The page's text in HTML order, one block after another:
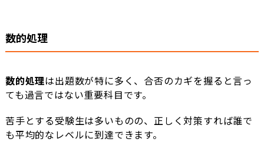
数的処理
数的処理は出題数が特に多く、合否のカギを握ると言っ
ても過言ではない重要科目です。
苦手とする受験生は多いものの、正しく対策すれば誰で
も平均的なレベルに到達できます。